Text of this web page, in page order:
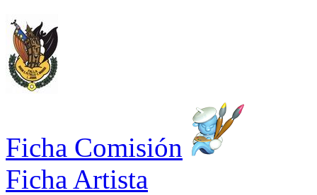
Ficha Comisión
Ficha Artista